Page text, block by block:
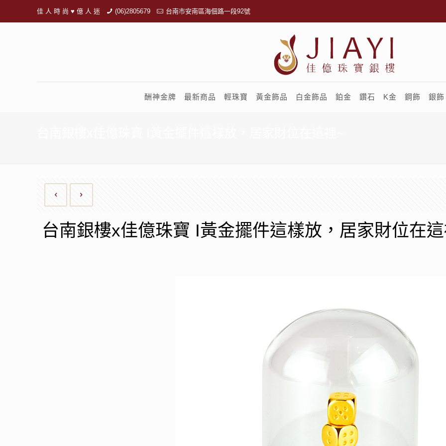
佳 人 時 尚 ♥ 億 人 迷 (06)2805679 台南市安南區海佃路一段92號
酬神金牌 最新商品 輕珠寶 黃金飾品 白金飾品 鉑金 鑽石 K金 鋼飾 銀飾
台南銀樓x佳億珠寶 I黃金擺件這樣放，居家財位在